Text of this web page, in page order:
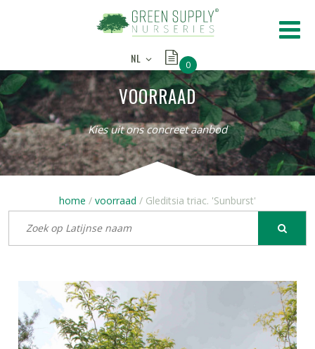
NL 0
VOORRAAD
Kies uit ons concreet aanbod
home voorraad Gleditsia triac. 'Sunburst'